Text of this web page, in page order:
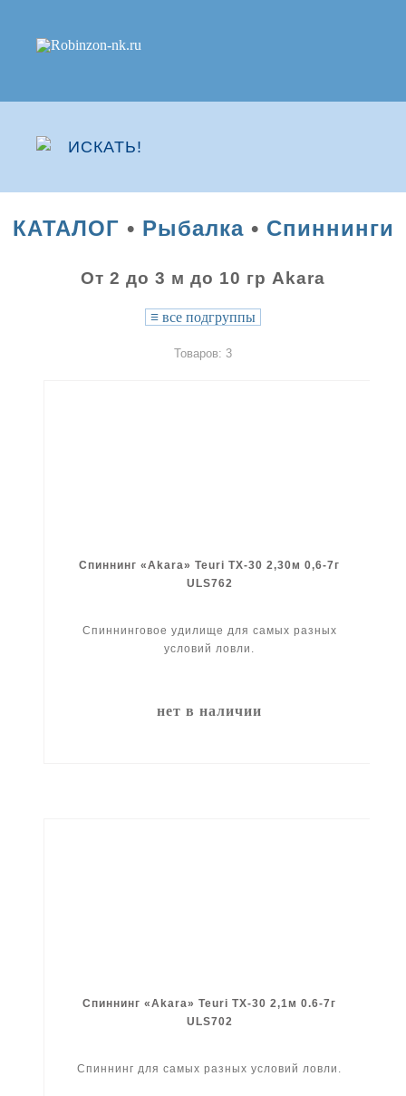
КАТАЛОГ • Рыбалка• Спиннинги
От 2 до 3 м до 10 гр Akara
≡ все подгруппы
Товаров: 3
Спиннинг «Akara» Teuri TX-30 2,30м 0,6-7г
ULS762
Спиннинговое удилище для самых разных
условий ловли.
нет в наличии
Спиннинг «Akara» Teuri TX-30 2,1м 0.6-7г
ULS702
Спиннинг для самых разных условий ловли.